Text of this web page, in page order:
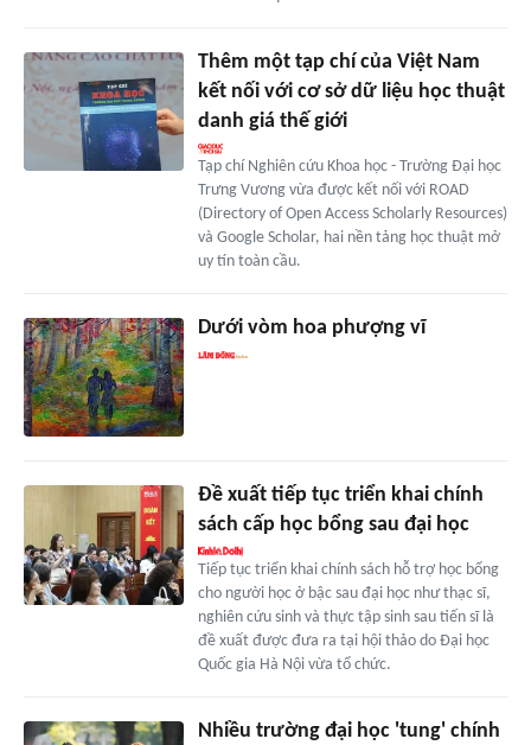
Thêm một tạp chí của Việt Nam
kết nối với cơ sở dữ liệu học thuật
danh giá thế giới
Tạp chí Nghiên cứu Khoa học - Trường Đại học
Trưng Vương vừa được kết nối với ROAD
(Directory of Open Access Scholarly Resources)
và Google Scholar, hai nền tảng học thuật mở
uy tín toàn cầu.
Dưới vòm hoa phượng vĩ
Đề xuất tiếp tục triển khai chính
sách cấp học bổng sau đại học
Tiếp tục triển khai chính sách hỗ trợ học bổng
cho người học ở bậc sau đại học như thạc sĩ,
nghiên cứu sinh và thực tập sinh sau tiến sĩ là
đề xuất được đưa ra tại hội thảo do Đại học
Quốc gia Hà Nội vừa tổ chức.
Nhiều trường đại học 'tung' chính